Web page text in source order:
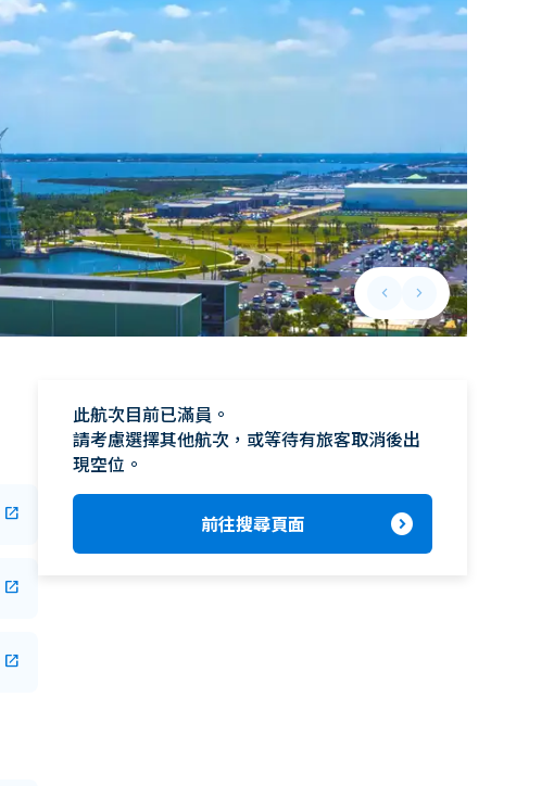
keyboard_arrow_leftPrevious slide
keyboard_arrow_rightNext slide
open_in_new
open_in_new
open_in_new
此航次目前已滿員。
請考慮選擇其他航次，或等待有旅客取消後出
現空位。
前往搜尋頁面 expand_circle_right